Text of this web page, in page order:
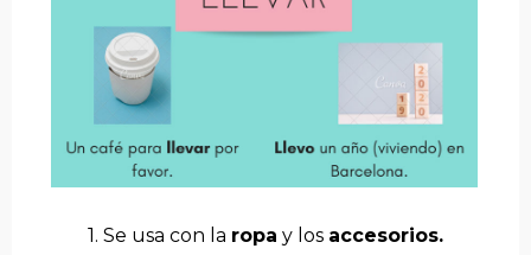
1. Se usa con la ropa y los accesorios.